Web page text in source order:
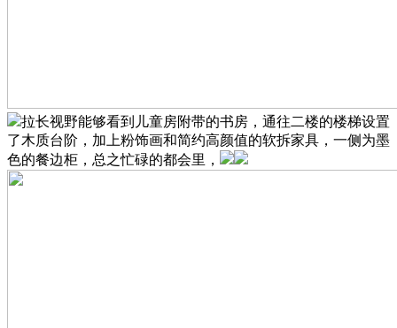
拉长视野能够看到儿童房附带的书房，通往二楼的楼梯设置
了木质台阶，加上粉饰画和简约高颜值的软拆家具，一侧为墨
色的餐边柜，总之忙碌的都会里，